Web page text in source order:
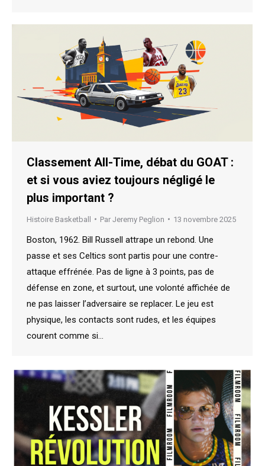
Classement All-Time, débat du GOAT :
et si vous aviez toujours négligé le
plus important ?
Histoire Basketball Par Jeremy Peglion 13 novembre 2025
Boston, 1962. Bill Russell attrape un rebond. Une
passe et ses Celtics sont partis pour une contre-
attaque effrénée. Pas de ligne à 3 points, pas de
défense en zone, et surtout, une volonté affichée de
ne pas laisser l’adversaire se replacer. Le jeu est
physique, les contacts sont rudes, et les équipes
courent comme si…